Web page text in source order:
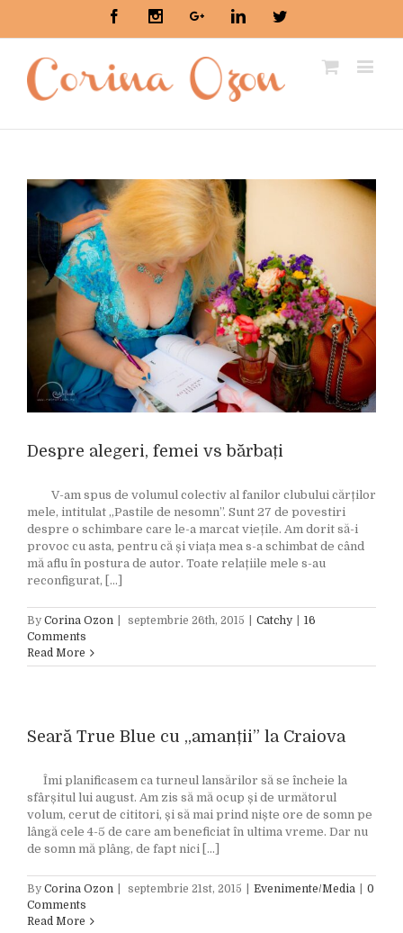
FacebookInstagramGoogle+LinkedinTwitter
Despre alegeri, femei vs bărbați
V-am spus de volumul colectiv al fanilor clubului cărților
mele, intitulat „Pastile de nesomn”. Sunt 27 de povestiri
despre o schimbare care le-a marcat viețile. Am dorit să-i
provoc cu asta, pentru că și viața mea s-a schimbat de când
mă aflu în postura de autor. Toate relațiile mele s-au
reconfigurat, [...]
By Corina Ozon septembrie 26th, 2015 Catchy
16
Comments
Read More
Seară True Blue cu „amanții” la Craiova
Îmi planificasem ca turneul lansărilor să se încheie la
sfârșitul lui august. Am zis să mă ocup și de următorul
volum, cerut de cititori, și să mai prind niște ore de somn pe
lângă cele 4-5 de care am beneficiat în ultima vreme. Dar nu
de somn mă plâng, de fapt nici [...]
By Corina Ozon septembrie 21st, 2015 Evenimente/Media
0
Comments
Read More